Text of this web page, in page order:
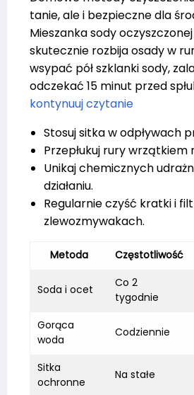
tanie, ale i bezpieczne dla
Mieszanka sody
skutecznie rozbija osady w
wsypać pół szklanki sody,
odczekać 15 minut przed
kontynuuj czytanie
Stosuj sitka w odpływach
Przepłukuj rury wrzątkiem
Unikaj chemicznych
działaniu.
Regularnie czyść kratki i
zlewozmywakach.
Metoda Częstotliwość
Soda i ocet
Co 2
tygodnie
Gorąca
woda
Codziennie
Sitka
ochronne
Na stałe